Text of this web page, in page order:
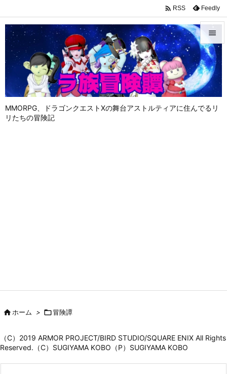
MMORPG、ドラゴンクエストⅩの舞台アストルティアに住んでるリ
リたちの冒険記


メニュ

サイド

 RSS Feedly
ホーム > 冒険譚
（C）2019 ARMOR PROJECT/BIRD STUDIO/SQUARE ENIX All Rights
Reserved.（C）SUGIYAMA KOBO（P）SUGIYAMA KOBO